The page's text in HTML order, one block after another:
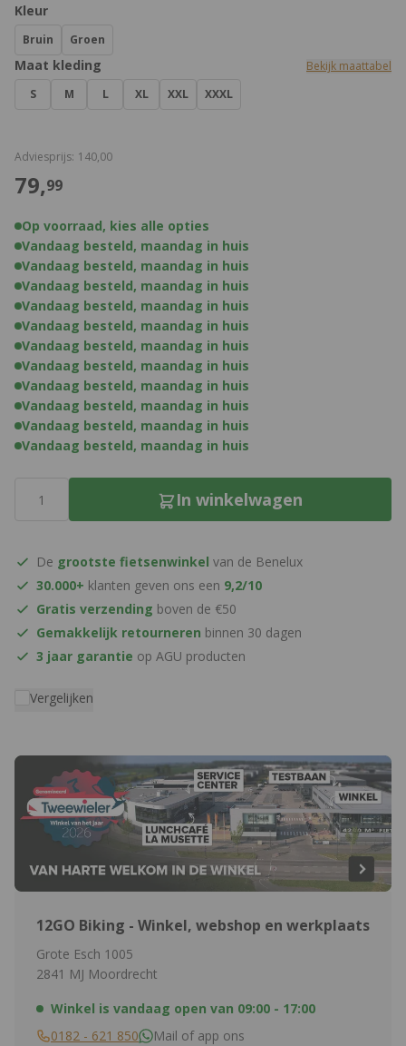
Product Opties:
Kleur
Bruin Groen
Maat kleding
Bekijk maattabel
S
M L XL XXL XXXL
Adviesprijs: €140,00
€
79,99
Op voorraad, kies alle opties
Vandaag besteld, maandag in huis
Vandaag besteld, maandag in huis
Vandaag besteld, maandag in huis
Vandaag besteld, maandag in huis
Vandaag besteld, maandag in huis
Vandaag besteld, maandag in huis
Vandaag besteld, maandag in huis
Vandaag besteld, maandag in huis
Vandaag besteld, maandag in huis
Vandaag besteld, maandag in huis
Vandaag besteld, maandag in huis
In winkelwagen
De grootste fietsenwinkel van de Benelux
30.000+ klanten geven ons een 9,2/10
Gratis verzending boven de €50
Gemakkelijk retourneren binnen 30 dagen
3 jaar garantie op AGU producten
Vergelijken
12GO Biking - Winkel, webshop en werkplaats
Grote Esch 1005
2841 MJ Moordrecht
Winkel is vandaag open van 09:00 - 17:00
0182 - 621 850
Mail of app ons